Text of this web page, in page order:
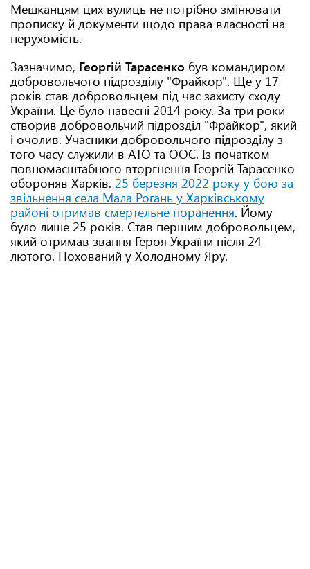
Мешканцям цих вулиць не потрібно змінювати
прописку й документи щодо права власності на
нерухомість.
Зазначимо, Георгій Тарасенко був командиром
добровольчого підрозділу "Фрайкор". Ще у 17
років став добровольцем під час захисту сходу
України. Це було навесні 2014 року. За три роки
створив добровольчий підрозділ "Фрайкор", який
і очолив. Учасники добровольчого підрозділу з
того часу служили в АТО та ООС. Із початком
повномасштабного вторгнення Георгій Тарасенко
обороняв Харків. 25 березня 2022 року у бою за
звільнення села Мала Рогань у Харківському
районі отримав смертельне поранення. Йому
було лише 25 років. Став першим добровольцем,
який отримав звання Героя України після 24
лютого. Похований у Холодному Яру.